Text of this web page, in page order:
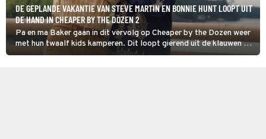
DE GEPLANDE VAKANTIE VAN STEVE MARTIN EN BONNIE HUNT LOOPT UIT
DE HAND IN CHEAPER BY THE DOZEN 2
Pa en ma Baker gaan in dit vervolg op Cheaper by the Dozen weer
met hun twaalf kids kamperen. Dit loopt gierend uit de klauwen als
zij hun grote concurrent Jimmy en zijn acht kinderen tegenkomen.